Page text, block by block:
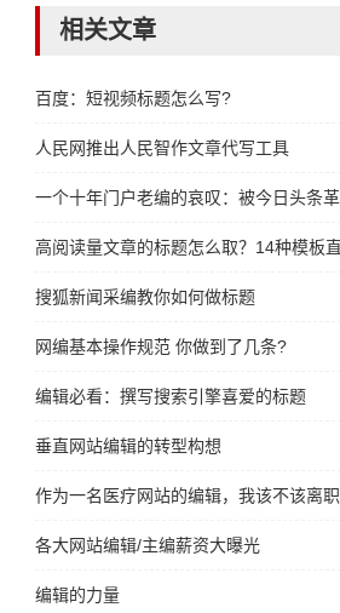
相关文章
百度：短视频标题怎么写?
人民网推出人民智作文章代写工具
一个十年门户老编的哀叹：被今日头条
高阅读量文章的标题怎么取？14种模板
搜狐新闻采编教你如何做标题
网编基本操作规范 你做到了几条?
编辑必看：撰写搜索引擎喜爱的标题
垂直网站编辑的转型构想
作为一名医疗网站的编辑，我该不该离职
各大网站编辑/主编薪资大曝光
编辑的力量